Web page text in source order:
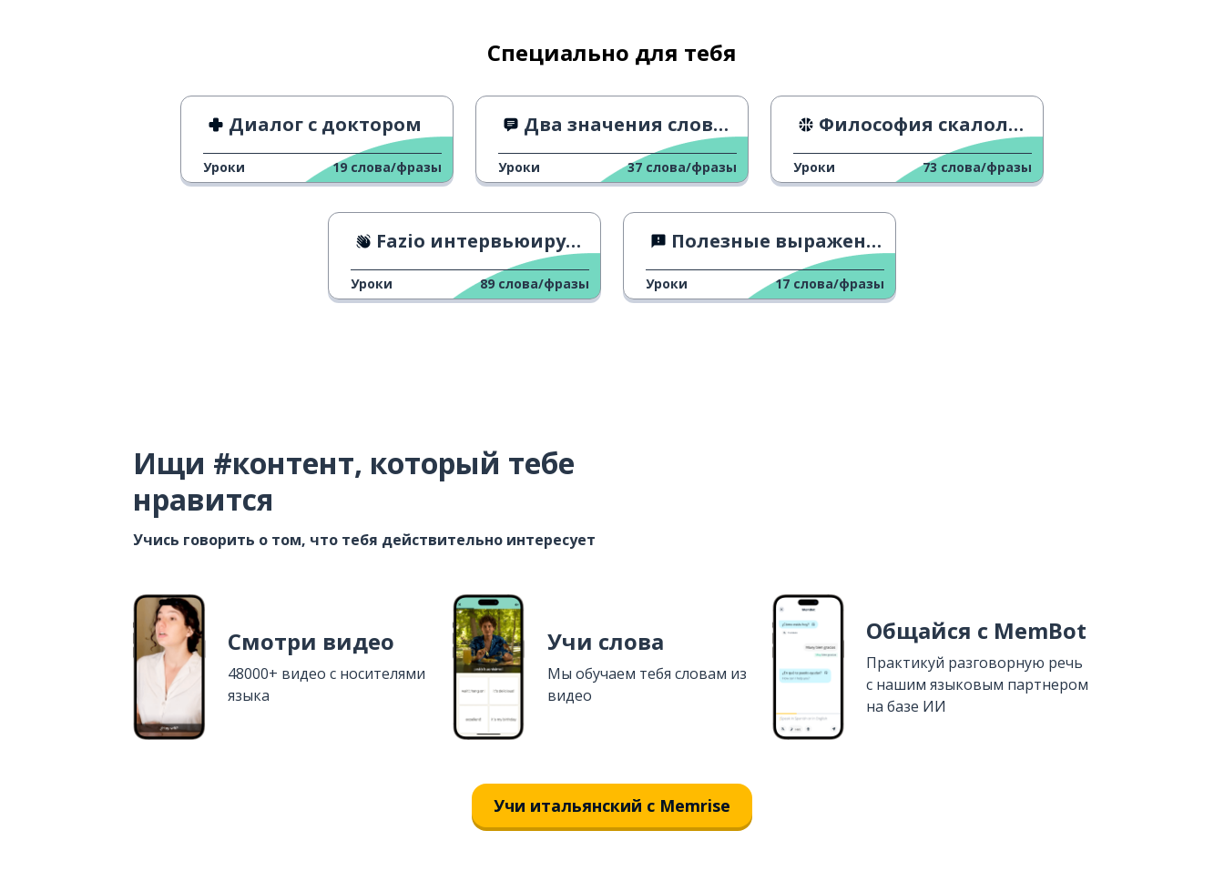
Специально для тебя
Диалог с доктором
Уроки 19 слова/фразы
Два значения слова "Ходить"
Уроки 37 слова/фразы
Философия скалолазания
Уроки 73 слова/фразы
Fazio интервьюирует Hunziker
Уроки 89 слова/фразы
Полезные выражения 4
Уроки 17 слова/фразы
Ищи #контент, который тебе
нравится
Учись говорить о том, что тебя действительно интересует
Смотри видео
48000+ видео с носителями
языка
Учи слова
Мы обучаем тебя словам из
видео
Общайся с MemBot
Практикуй разговорную речь
с нашим языковым партнером
на базе ИИ
Учи итальянский с Memrise